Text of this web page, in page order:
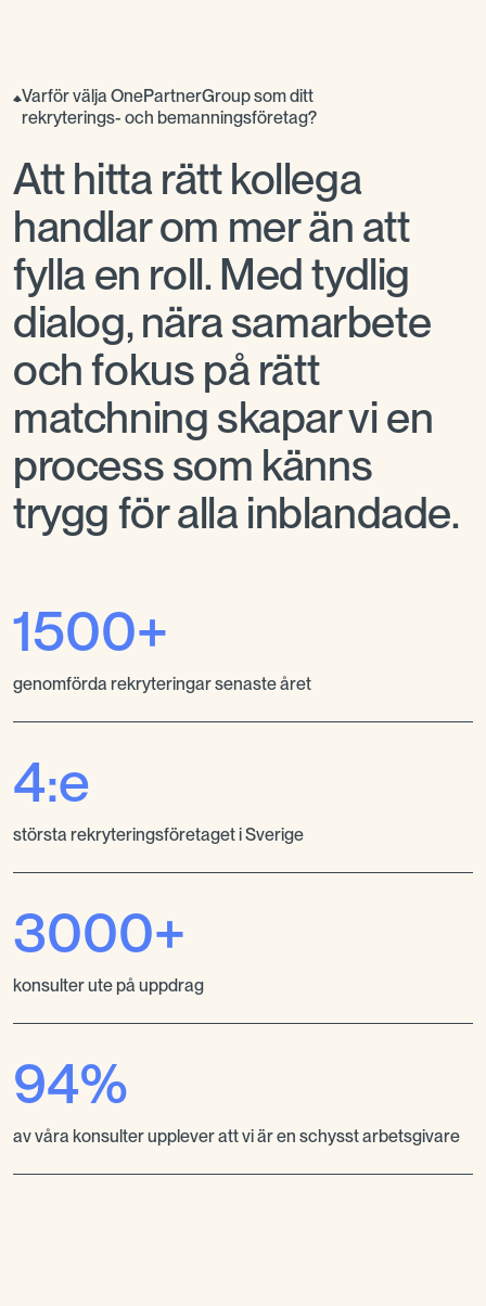
Varför välja OnePartnerGroup som ditt
rekryterings- och bemanningsföretag?
Att hitta rätt kollega
handlar om mer än att
fylla en roll. Med tydlig
dialog, nära samarbete
och fokus på rätt
matchning skapar vi en
process som känns
trygg för alla inblandade.
1500+
genomförda rekryteringar senaste året
4:e
största rekryteringsföretaget i Sverige
3000+
konsulter ute på uppdrag
94%
av våra konsulter upplever att vi är en schysst arbetsgivare